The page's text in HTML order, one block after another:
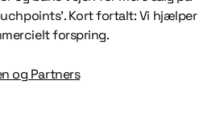
Kort fortalt: Vi hjælper
forspring.
og Partners